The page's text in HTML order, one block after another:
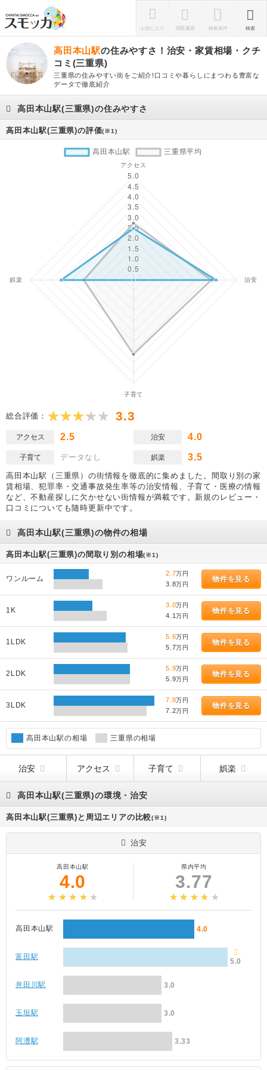
お気に入り 閲覧履歴 検索条件 検索
高田本山駅の住みやすさ！治安・家賃相場・クチ
コミ(三重県)
三重県の住みやすい街をご紹介!口コミや暮らしにまつわる豊富な
データで徹底紹介
高田本山駅(三重県)の住みやすさ
高田本山駅(三重県)の評価(※1)
総合評価： 3.3
アクセス 2.5 治安 4.0
子育て データなし 娯楽 3.5
高田本山駅（三重県）の街情報を徹底的に集めました。間取り別の家
賃相場、犯罪率・交通事故発生率等の治安情報、子育て・医療の情報
など、不動産探しに欠かせない街情報が満載です。新規のレビュー・
口コミについても随時更新中です。
高田本山駅(三重県)の物件の相場
高田本山駅(三重県)の間取り別の相場(※1)
ワンルーム
2.7万円
3.8万円
物件を見る
1K
3.0万円
4.1万円
物件を見る
1LDK
5.6万円
5.7万円
物件を見る
2LDK
5.9万円
5.9万円
物件を見る
3LDK
7.8万円
7.2万円
物件を見る
高田本山駅の相場 三重県の相場
治安 アクセス 子育て 娯楽
高田本山駅(三重県)の環境・治安
高田本山駅(三重県)と周辺エリアの比較(※1)
治安
高田本山駅
4.0
県内平均
3.77
高田本山駅 4.0
富田駅
5.0
井田川駅 3.0
玉垣駅 3.0
阿漕駅 3.33